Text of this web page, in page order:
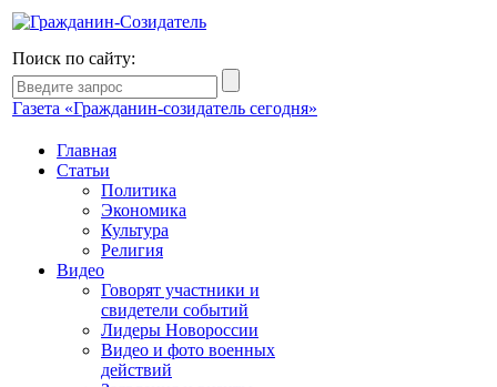
Поиск по сайту:
Газета «Гражданин-созидатель сегодня»
Главная
Статьи
Политика
Экономика
Культура
Религия
Видео
Говорят участники и
свидетели событий
Лидеры Новороссии
Видео и фото военных
действий